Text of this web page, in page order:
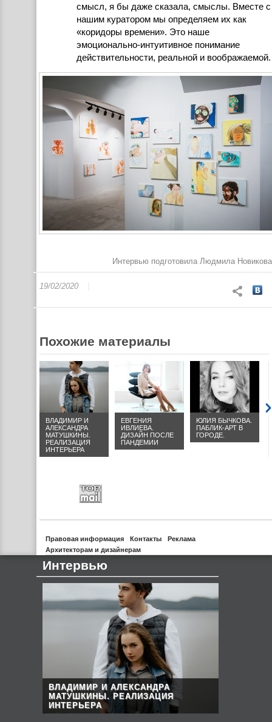
смысл, я бы даже сказала, смыслы. Вместе с
нашим куратором мы определяем их как
«коридоры времени». Это наше
эмоционально-интуитивное понимание
действительности, реальной и воображаемой.
Интервью подготовила Людмила Новикова
19/02/2020
Похожие материалы
ВЛАДИМИР И
АЛЕКСАНДРА
МАТУШКИНЫ.
РЕАЛИЗАЦИЯ
ИНТЕРЬЕРА
ЕВГЕНИЯ
ИВЛИЕВА.
ДИЗАЙН ПОСЛЕ
ПАНДЕМИИ
ЮЛИЯ БЫЧКОВА.
ПАБЛИК-АРТ В
ГОРОДЕ.
Правовая информация Контакты
Реклама
Архитекторам и дизайнерам
Интервью
ВЛАДИМИР И АЛЕКСАНДРА
МАТУШКИНЫ. РЕАЛИЗАЦИЯ
ИНТЕРЬЕРА